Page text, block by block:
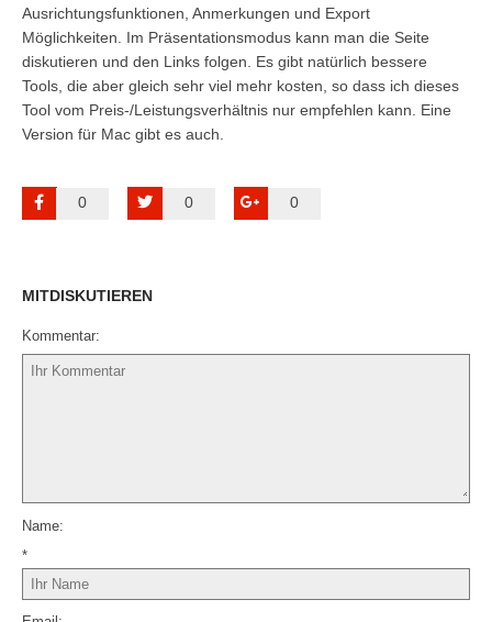
Ausrichtungsfunktionen, Anmerkungen und Export
Möglichkeiten. Im Präsentationsmodus kann man die Seite
diskutieren und den Links folgen. Es gibt natürlich bessere
Tools, die aber gleich sehr viel mehr kosten, so dass ich dieses
Tool vom Preis-/Leistungsverhältnis nur empfehlen kann. Eine
Version für Mac gibt es auch.
0 0 0
MITDISKUTIEREN
Kommentar
Name
*